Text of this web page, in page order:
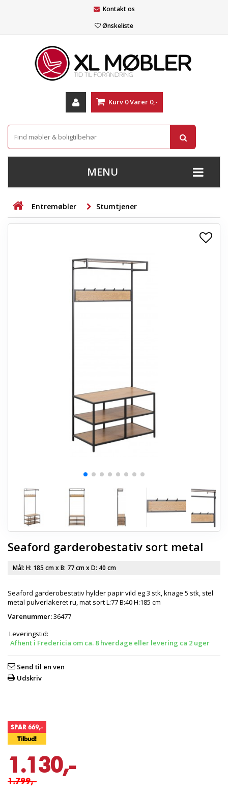
Kontakt os
Ønskeliste
Kurv 0Varer 0,-
MENU
+
STUE
+
Entremøbler Stumtjener
Seaford garderobestativ sort metal
Mål: H: 185 cmx B: 77 cmx D: 40 cm
Seaford garderobestativ hylder papir vild eg 3 stk, knage 5 stk, stel
metal pulverlakeret ru, mat sort L:77 B:40 H:185 cm
Varenummer:36477
Leveringstid:
Afhent i Fredericia om ca. 8 hverdage eller levering ca 2 uger
Send til en ven
Udskriv
SPAR 669,-
Tilbud!
1.130,-
1.799,-